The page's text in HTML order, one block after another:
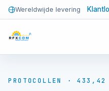
Wereldwijde levering
PROTOCOLLEN · 433,42